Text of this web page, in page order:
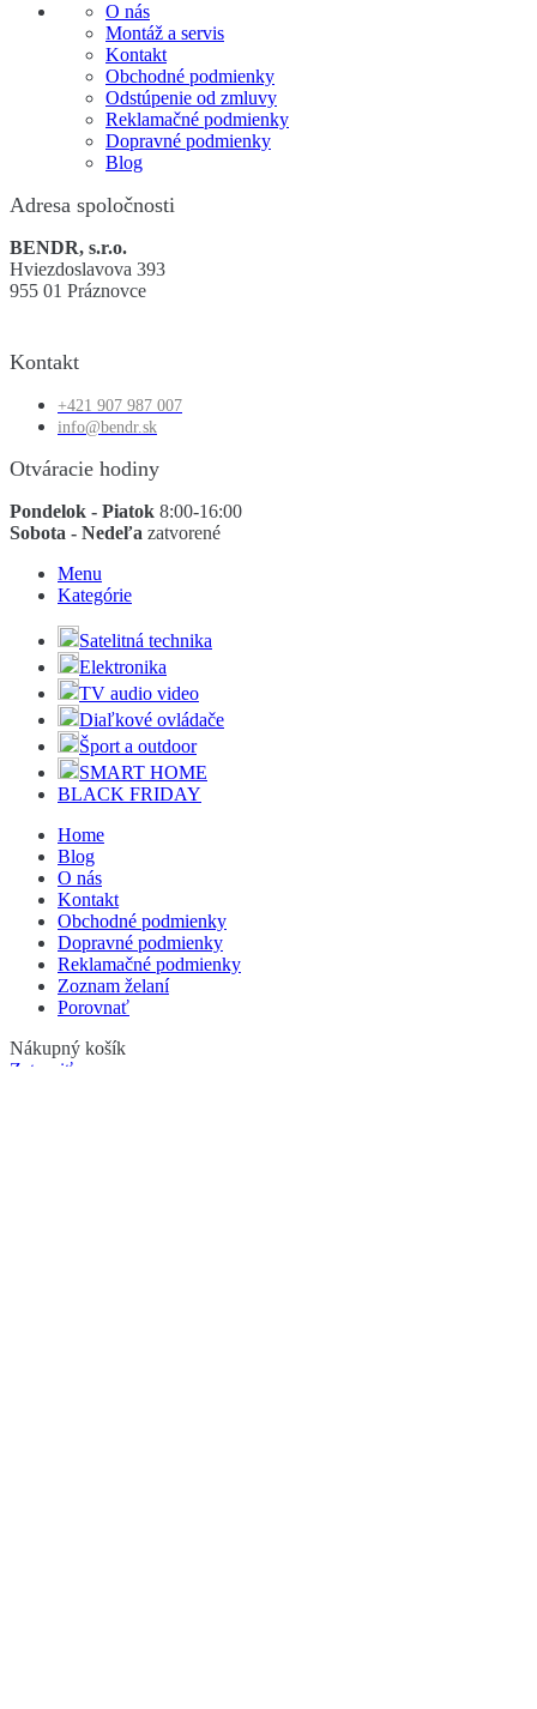
O nás
Montáž a servis
Kontakt
Obchodné podmienky
Odstúpenie od zmluvy
Reklamačné podmienky
Dopravné podmienky
Blog
Adresa spoločnosti
BENDR, s.r.o.
Hviezdoslavova 393
955 01 Práznovce
Kontakt
+421 907 987 007
info@bendr.sk
Otváracie hodiny
Pondelok - Piatok 8:00-16:00
Sobota - Nedeľa zatvorené
Menu
Kategórie
Satelitná technika
Elektronika
TV audio video
Diaľkové ovládače
Šport a outdoor
SMART HOME
BLACK FRIDAY
Home
Blog
O nás
Kontakt
Obchodné podmienky
Dopravné podmienky
Reklamačné podmienky
Zoznam želaní
Porovnať
Nákupný košík
Zatvoriť